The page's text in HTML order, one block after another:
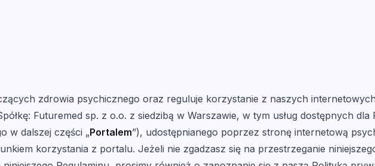
zdrowia psychicznego oraz reguluje korzystanie z naszych
Futuremed sp. z o.o. z siedzibą w Warszawie, w tym usług dostępnych dla
w dalszej części „Portalem”), udostępnianego poprzez stronę internetową
korzystania z portalu. Jeżeli nie zgadzasz się na przestrzeganie